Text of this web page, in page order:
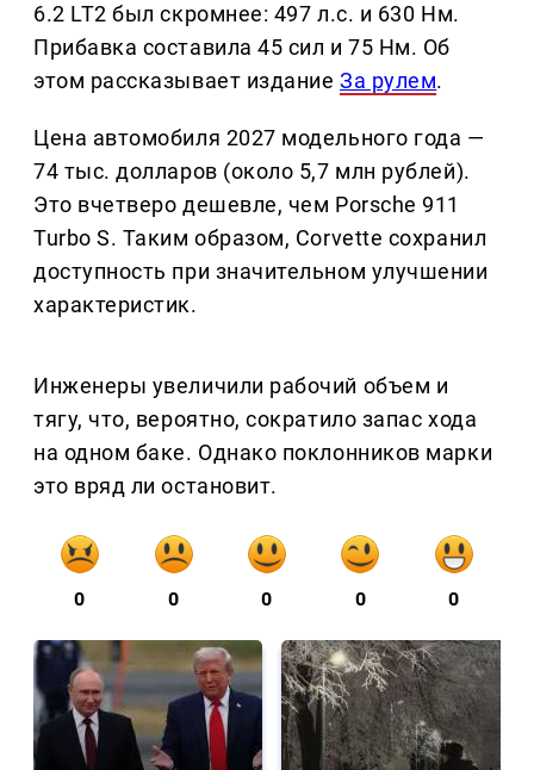
6.2 LT2 был скромнее: 497 л.с. и 630 Нм.
Прибавка составила 45 сил и 75 Нм. Об
этом рассказывает изданиеЗа рулем.
Цена автомобиля 2027 модельного года —
74 тыс. долларов (около 5,7 млн рублей).
Это вчетверо дешевле, чем Porsche 911
Turbo S. Таким образом, Corvette сохранил
доступность при значительном улучшении
характеристик.
Инженеры увеличили рабочий объем и
тягу, что, вероятно, сократило запас хода
на одном баке. Однако поклонников марки
это вряд ли остановит.
0 0 0 0 0